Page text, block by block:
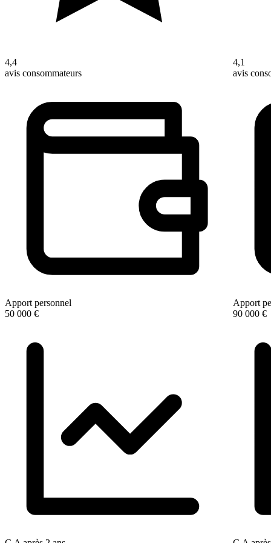
4,4
avis consommateurs
Apport personnel
50 000 €
4,1
avis
Apport
90 000 €